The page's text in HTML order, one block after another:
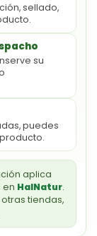
sellado,
su
puedes
aplica
en HalNatur.
tiendas,